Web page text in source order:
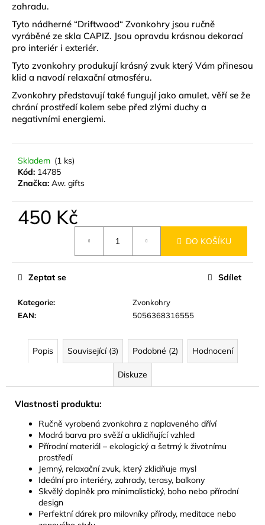
zahradu.
Tyto nádherné “Driftwood“ Zvonkohry jsou ručně
vyráběné ze skla CAPIZ. Jsou opravdu krásnou dekorací
pro interiér i exteriér.
Tyto zvonkohry produkují krásný zvuk který Vám přinesou
klid a navodí relaxační atmosféru.
Zvonkohry představují také fungují jako amulet, věří se že
chrání prostředí kolem sebe před zlými duchy a
negativními energiemi.
Skladem (1 ks)
Kód: 14785
Značka: Aw. gifts
450 Kč
DO KOŠÍKU
Kategorie:
Zvonkohry
EAN: 5056368316555
Zeptat se Sdílet
Popis Související (3) Podobné (2) Hodnocení
Diskuze
Vlastnosti produktu:
Ručně vyrobená zvonkohra z naplaveného dříví
Modrá barva pro svěží a uklidňující vzhled
Přírodní materiál – ekologický a šetrný k životnímu
prostředí
Jemný, relaxační zvuk, který zklidňuje mysl
Ideální pro interiéry, zahrady, terasy, balkony
Skvělý doplněk pro minimalistický, boho nebo přírodní
design
Perfektní dárek pro milovníky přírody, meditace nebo
m
e
PORCOVANÝ
ČAJ
LYMFODREN
30G
159
Kč